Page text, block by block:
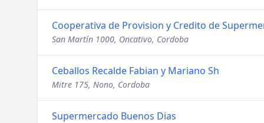
Cooperativa de Provision y Credito de
San Martín 1000, Oncativo, Cordoba
Ceballos Recalde Fabian y Mariano Sh
Mitre 175, Nono, Cordoba
Supermercado Buenos Dias